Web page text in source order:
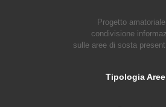
Progetto
condivisione
sulle aree di sosta
Tipologia Aree